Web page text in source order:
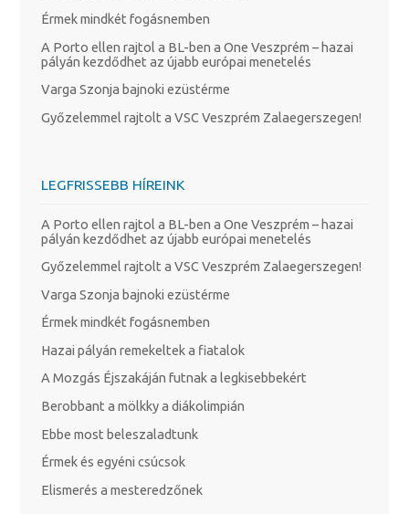
Érmek mindkét fogásnemben
A Porto ellen rajtol a BL-ben a One Veszprém – hazai
pályán kezdődhet az újabb európai menetelés
Varga Szonja bajnoki ezüstérme
Győzelemmel rajtolt a VSC Veszprém Zalaegerszegen!
LEGFRISSEBB HÍREINK
A Porto ellen rajtol a BL-ben a One Veszprém – hazai
pályán kezdődhet az újabb európai menetelés
Győzelemmel rajtolt a VSC Veszprém Zalaegerszegen!
Varga Szonja bajnoki ezüstérme
Érmek mindkét fogásnemben
Hazai pályán remekeltek a fiatalok
A Mozgás Éjszakáján futnak a legkisebbekért
Berobbant a mölkky a diákolimpián
Ebbe most beleszaladtunk
Érmek és egyéni csúcsok
Elismerés a mesteredzőnek